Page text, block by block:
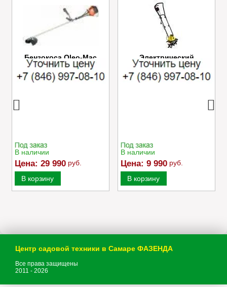
Бензокоса Oleo-Mac
SPARTA 25
В наличии
Цена: 29 990 руб.
В корзину
Электрический
культиватор Champion
EC750
В наличии
Цена: 9 990 руб.
В корзину
Центр садовой техники в Самаре ФАЗЕНДА
Все права защищены
2011 - 2026